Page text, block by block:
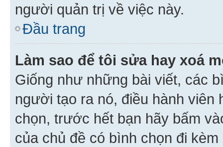
người quản trị về việc này.
Đầu trang
Làm sao để tôi sửa hay xoá
Giống như những bài viết, các
người tạo ra nó, điều hành
chọn, trước hết bạn hãy bấm
của chủ đề có bình chọn đi